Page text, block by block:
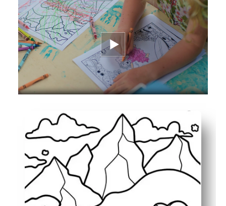
Desperta a criatividade e a narrativa com uma cena
Constrói capacidades motoras finas e concentra-se
O formato de página única com pouca tinta é fácil de